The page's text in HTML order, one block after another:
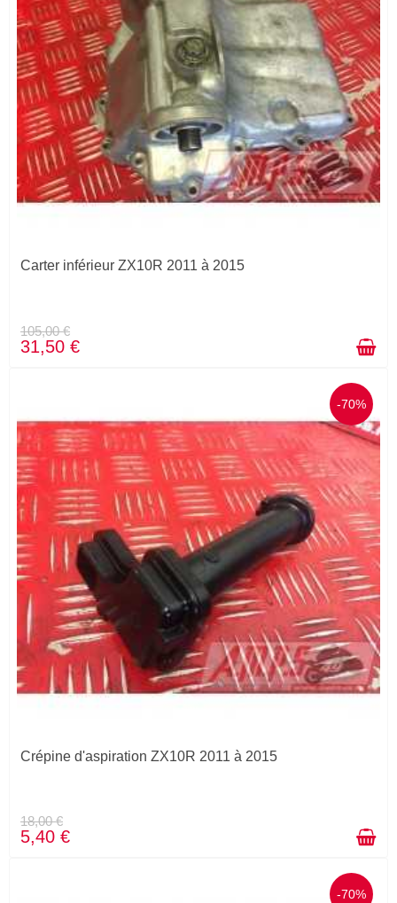
Carter inférieur ZX10R 2011 à 2015
105,00 €
31,50 €
-70%
Crépine d'aspiration ZX10R 2011 à 2015
18,00 €
5,40 €
-70%